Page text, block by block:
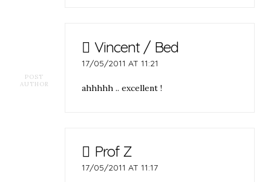
POST
AUTHOR
Vincent / Bed
17/05/2011 AT 11:21
ahhhhh .. excellent !
Prof Z
17/05/2011 AT 11:17